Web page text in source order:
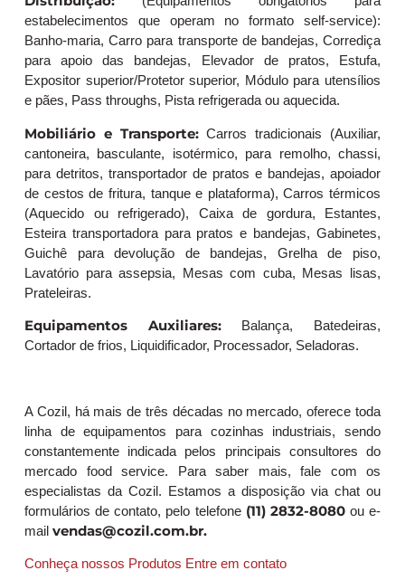
estabelecimentos que operam no formato self-service):
Banho-maria, Carro para transporte de bandejas, Corrediça
para apoio das bandejas, Elevador de pratos, Estufa,
Expositor superior/Protetor superior, Módulo para utensílios
e pães, Pass throughs, Pista refrigerada ou aquecida.
Mobiliário e Transporte:Carros tradicionais (Auxiliar,
cantoneira, basculante, isotérmico, para remolho, chassi,
para detritos, transportador de pratos e bandejas, apoiador
de cestos de fritura, tanque e plataforma), Carros térmicos
(Aquecido ou refrigerado), Caixa de gordura, Estantes,
Esteira transportadora para pratos e bandejas, Gabinetes,
Guichê para devolução de bandejas, Grelha de piso,
Lavatório para assepsia, Mesas com cuba, Mesas lisas,
Prateleiras.
Equipamentos Auxiliares:Balança, Batedeiras,
Cortador de frios, Liquidificador, Processador, Seladoras.
A Cozil, há mais de três décadas no mercado, oferece toda
linha de equipamentos para cozinhas industriais, sendo
constantemente indicada pelos principais consultores do
mercado food service. Para saber mais, fale com os
especialistas da Cozil. Estamos a disposição via chat ou
formulários de contato, pelo telefone (11) 2832-8080ou e-
mail vendas@cozil.com.br.
Conheça nossos Produtos Entre em contato